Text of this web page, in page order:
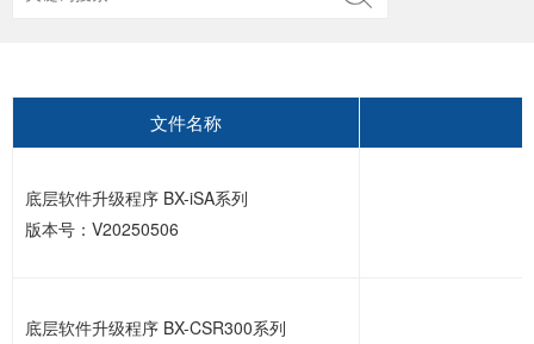
文件名称
底层软件升级程序 BX-iSA系列
版本号：V20250506
底层软件升级程序 BX-CSR300系列